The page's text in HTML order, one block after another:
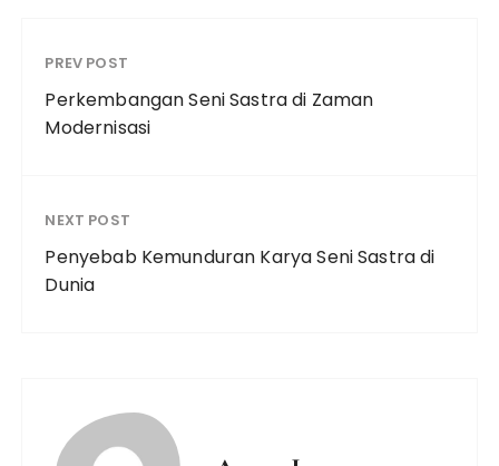
PREV POST
Perkembangan Seni Sastra di Zaman
Modernisasi
NEXT POST
Penyebab Kemunduran Karya Seni Sastra di
Dunia